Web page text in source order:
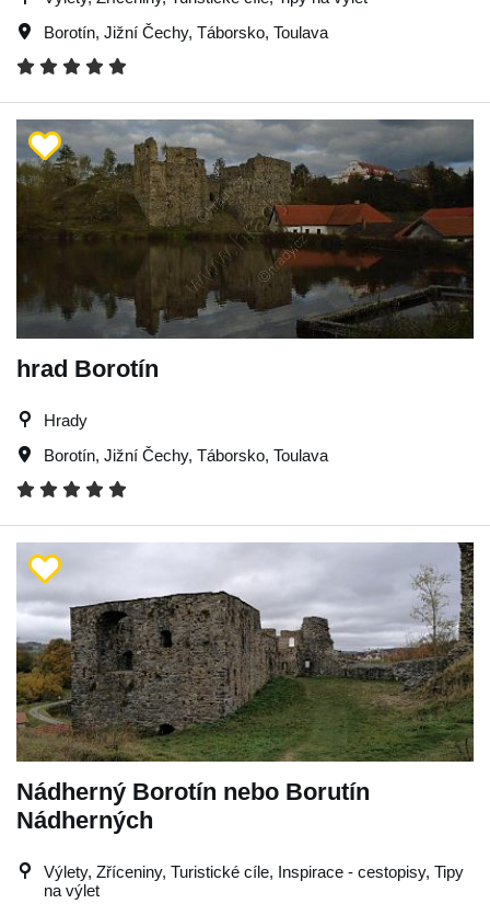
Borotín, Jižní Čechy, Táborsko, Toulava
hrad Borotín
Hrady
Borotín, Jižní Čechy, Táborsko, Toulava
Nádherný Borotín nebo Borutín
Nádherných
Výlety, Zříceniny, Turistické cíle, Inspirace - cestopisy, Tipy
na výlet